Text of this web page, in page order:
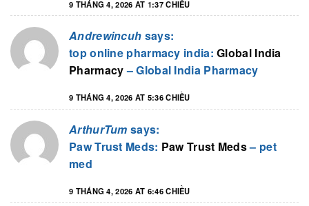
9 THÁNG 4, 2026 AT 1:37 CHIỀU
Andrewincuh says:
top online pharmacy india:Global India
Pharmacy– Global India Pharmacy
9 THÁNG 4, 2026 AT 5:36 CHIỀU
ArthurTum says:
Paw Trust Meds: Paw Trust Meds– pet
med
9 THÁNG 4, 2026 AT 6:46 CHIỀU